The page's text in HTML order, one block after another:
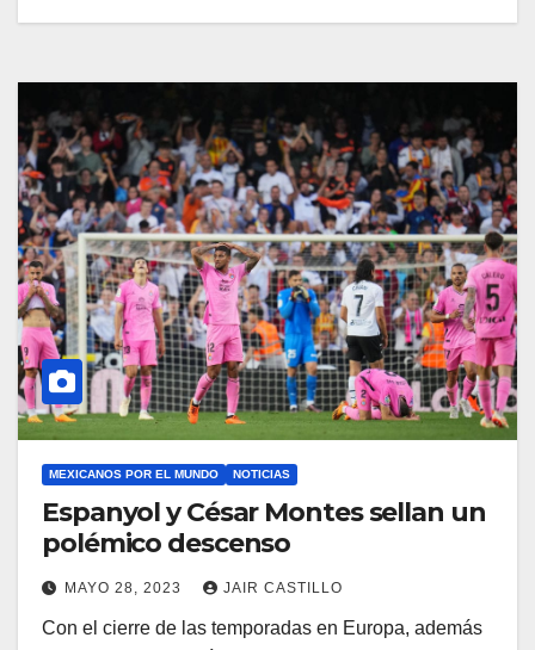
MEXICANOS POR EL MUNDO NOTICIAS
Espanyol y César Montes sellan un
polémico descenso
MAYO 28, 2023 JAIR CASTILLO
Con el cierre de las temporadas en Europa, además